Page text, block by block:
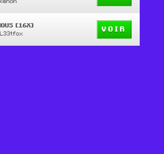
[16X]
L33tfox
VOIR